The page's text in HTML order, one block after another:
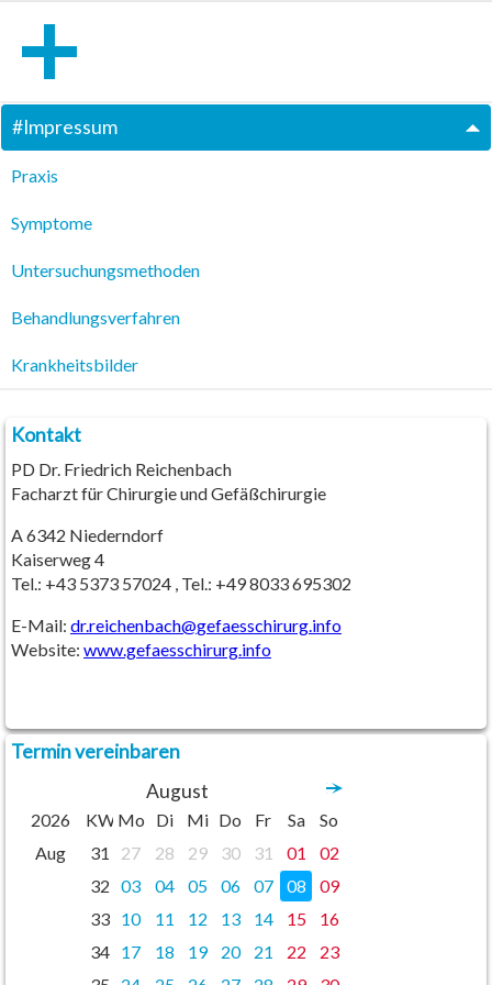
#Impressum
Praxis
Symptome
Untersuchungsmethoden
Behandlungsverfahren
Krankheitsbilder
Kontakt
PD Dr. Friedrich Reichenbach
Facharzt für Chirurgie und Gefäßchirurgie
A 6342 Niederndorf
Kaiserweg 4
Tel.: +43 5373 57024 , Tel.: +49 8033 695302
E-Mail: dr.reichenbach@gefaesschirurg.info
Website: www.gefaesschirurg.info
Termin vereinbaren
August
2026 KW Mo Di Mi Do Fr Sa
So
Aug
31 27 28 29 30 31 01
02
32 03 04 05 06 07 08
09
33 10 11 12 13 14 15
16
34 17 18 19 20 21 22
23